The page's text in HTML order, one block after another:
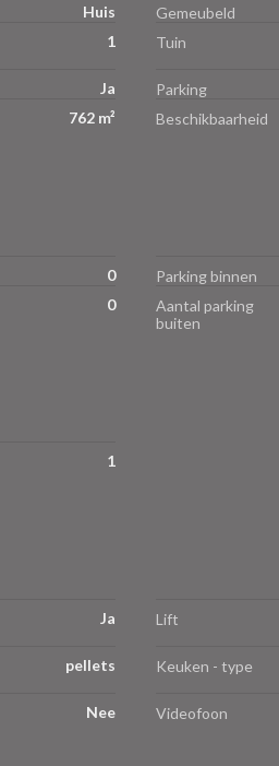
Huis Gemeubeld
1 Tuin
Ja Parking
762 m² Beschikbaarheid
0 Parking binnen
0
Aantal parking
buiten
1
Ja Lift
pellets Keuken - type
Nee Videofoon